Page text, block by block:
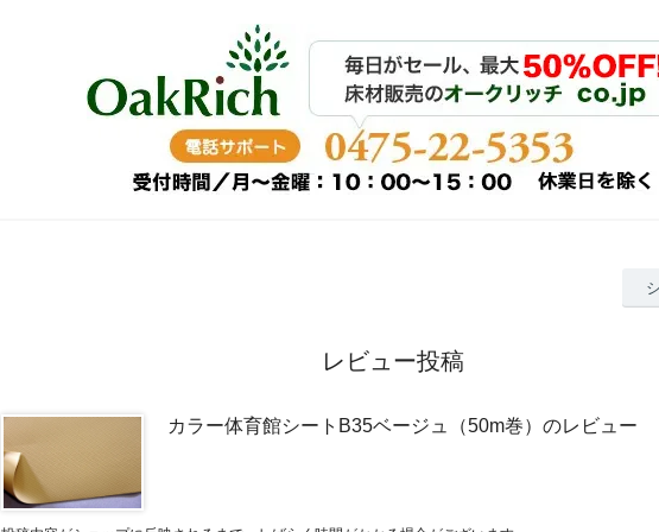
レビュー投稿
カラー体育館シートB35ベージュ（50m巻）のレビュー